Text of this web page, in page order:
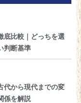
底比較｜どっちを選
判断基準
代から現代までの変
係を解説